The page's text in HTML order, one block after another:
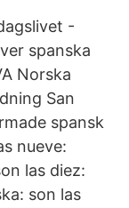
-
spanska
Norska
San
spansk
nueve:
las diez:
son las